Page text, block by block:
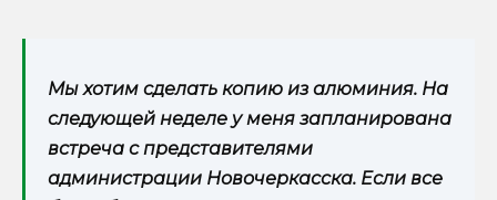
Мы хотим сделать копию из алюминия. На
следующей неделе у меня запланирована
встреча с представителями
администрации Новочеркасска. Если все